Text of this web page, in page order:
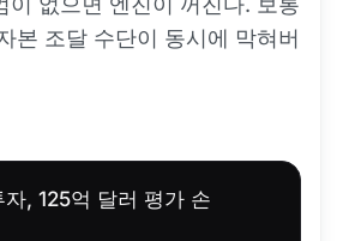
본 조달 수단이 동시에 막혀버
, 125억 달러 평가 손